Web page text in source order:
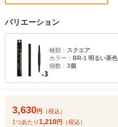
バリエーション
種類： スクエア
カラー： BR-1 明るい茶色
個数： 3個
3,630円
（税込）
1つあたり 1,210円 （税込）